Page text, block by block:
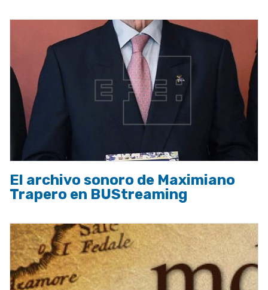
El archivo sonoro de Maximiano
Trapero en BUStreaming